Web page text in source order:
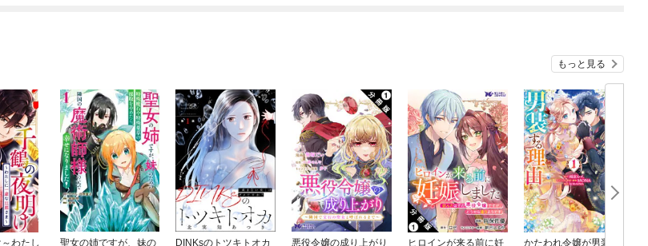
もっと見る
わたし
聖女の姉ですが、妹の
DINKsのトツキトオカ
悪役令嬢の成り上がり
ヒロインが来る前に妊
かたわれ令嬢が男装す